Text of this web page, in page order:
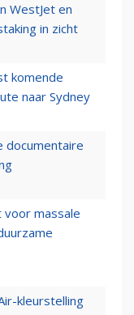
WestJet en
in zicht
komende
naar Sydney
documentaire
massale
kleurstelling